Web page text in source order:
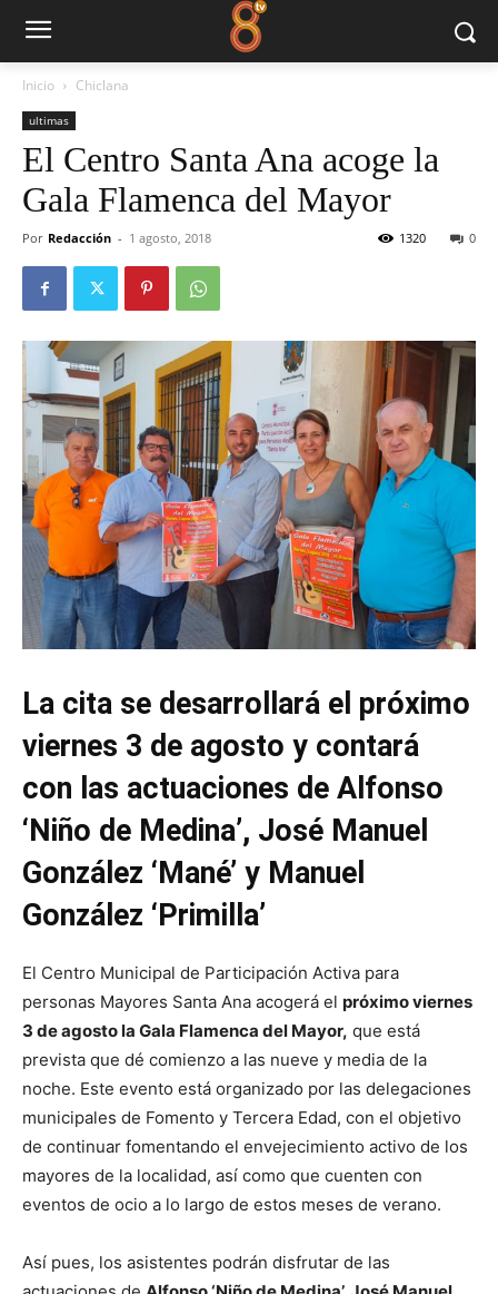
Inicio Chiclana
ultimas
El Centro Santa Ana acoge la
Gala Flamenca del Mayor
Por Redacción - 1 agosto, 2018 0
1320
La cita se desarrollará el próximo
viernes 3 de agosto y contará
con las actuaciones de Alfonso
‘Niño de Medina’, José Manuel
González ‘Mané’ y Manuel
González ‘Primilla’
El Centro Municipal de Participación Activa para
personas Mayores Santa Ana acogerá el próximo viernes
3 de agosto la Gala Flamenca del Mayor, que está
prevista que dé comienzo a las nueve y media de la
noche. Este evento está organizado por las delegaciones
municipales de Fomento y Tercera Edad, con el objetivo
de continuar fomentando el envejecimiento activo de los
mayores de la localidad, así como que cuenten con
eventos de ocio a lo largo de estos meses de verano.
Así pues, los asistentes podrán disfrutar de las